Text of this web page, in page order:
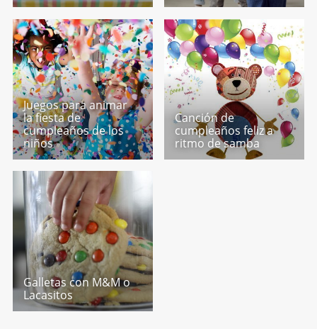
Juegos para animar
la fiesta de
cumpleaños de los
niños
Canción de
cumpleaños feliz a
ritmo de samba
Galletas con M&M o
Lacasitos